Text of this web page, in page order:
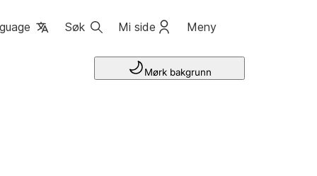
Søk Mi side Meny
Mørk bakgrunn